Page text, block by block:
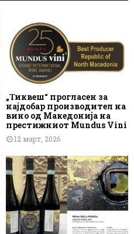
„Тиквеш“ прогласен за
најдобар производител на
вино од Македонија на
престижниот Mundus Vini
12 март, 2026